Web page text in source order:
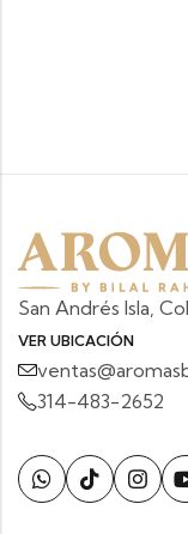
San Andrés Isla,
VER UBICACIÓN
314-483-2652